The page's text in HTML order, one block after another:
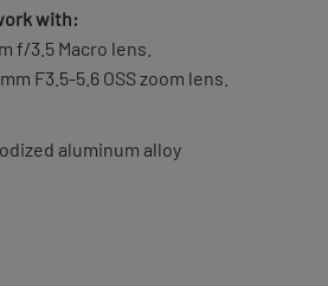
with:
f/3.5 Macro lens.
F3.5-5.6 OSS zoom lens.
aluminum alloy